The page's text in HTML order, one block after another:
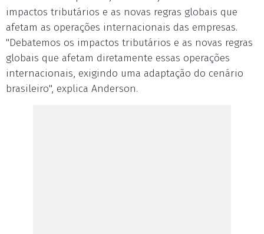
impactos tributários e as novas regras globais que
afetam as operações internacionais das empresas.
"Debatemos os impactos tributários e as novas regras
globais que afetam diretamente essas operações
internacionais, exigindo uma adaptação do cenário
brasileiro", explica Anderson.